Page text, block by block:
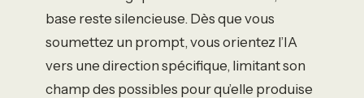
base reste silencieuse. Dès que vous
soumettez un prompt, vous orientez l’IA
vers une direction spécifique, limitant son
champ des possibles pour qu’elle produise